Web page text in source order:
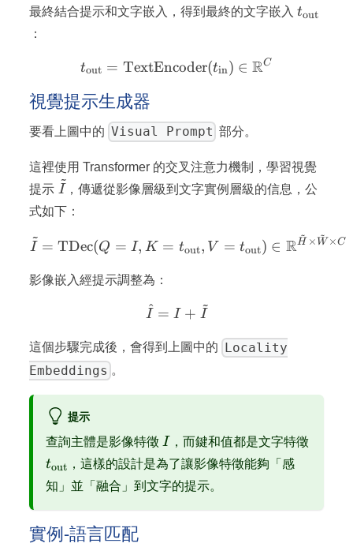
512
最終結合提示和文字嵌入，得到最終的文字嵌入tout
：
t_\text{out} =
tout = TextEncoder(tin) ∈ RC
視覺提示生成器
要看上圖中的 Visual Prompt 部分。
這裡使用 Transformer 的交叉注意力機制，學習視覺
提示 \tilde{I}
I
~
，傳遞從影像層級到文字實例層級的信息，公
式如下：
\tilde{I} =
I
~
= TDec(Q = I, K = tout, V = tout) ∈ RH
~
× W
~
×C
影像嵌入經提示調整為：
\hat{I} = I + \tilde{I}
I^ = I + I
~
這個步驟完成後，會得到上圖中的 Locality
Embeddings 。
提示
查詢主體是影像特徵 I
I ，而鍵和值都是文字特徵
t_\text{out}
tout ，這樣的設計是為了讓影像特徵能夠「感
知」並「融合」到文字的提示。
實例-語言匹配